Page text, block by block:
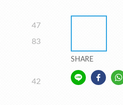
47
83
42
SHARE